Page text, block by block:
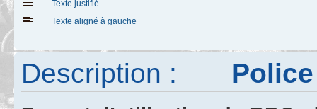
Texte justifié
Texte aligné à gauche
Description : Police